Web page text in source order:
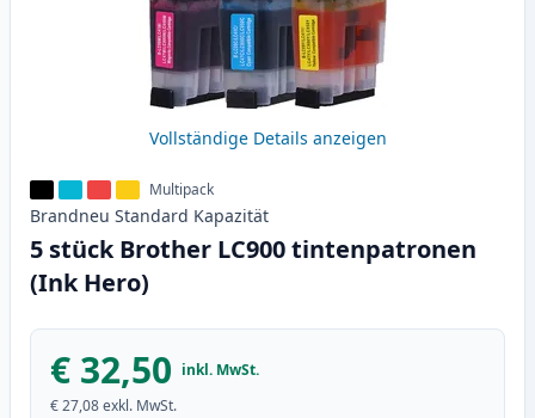
Vollständige Details anzeigen
Multipack
Brandneu Standard Kapazität
5 stück Brother LC900 tintenpatronen
(Ink Hero)
€ 32,50 inkl. MwSt.
€ 27,08exkl. MwSt.